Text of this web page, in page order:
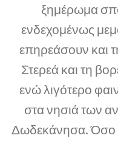
ξημέρωμα
ενδεχομένως
επηρεάσουν και
Στερεά και τη
ενώ λιγότερο
στα νησιά των
Δωδεκάνησα. Όσο